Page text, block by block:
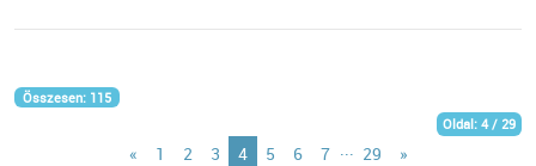
Összesen: 115
Oldal: 4 / 29
« 1 2 3 4 5 6 7 29 »